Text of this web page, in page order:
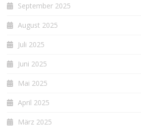
September 2025
August 2025
Juli 2025
Juni 2025
Mai 2025
April 2025
März 2025